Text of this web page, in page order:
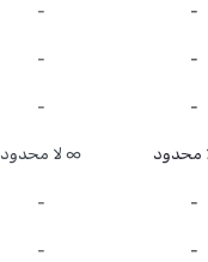
-
-
-
-
-
-
محدود ∞ لا محدود
-
-
-
-